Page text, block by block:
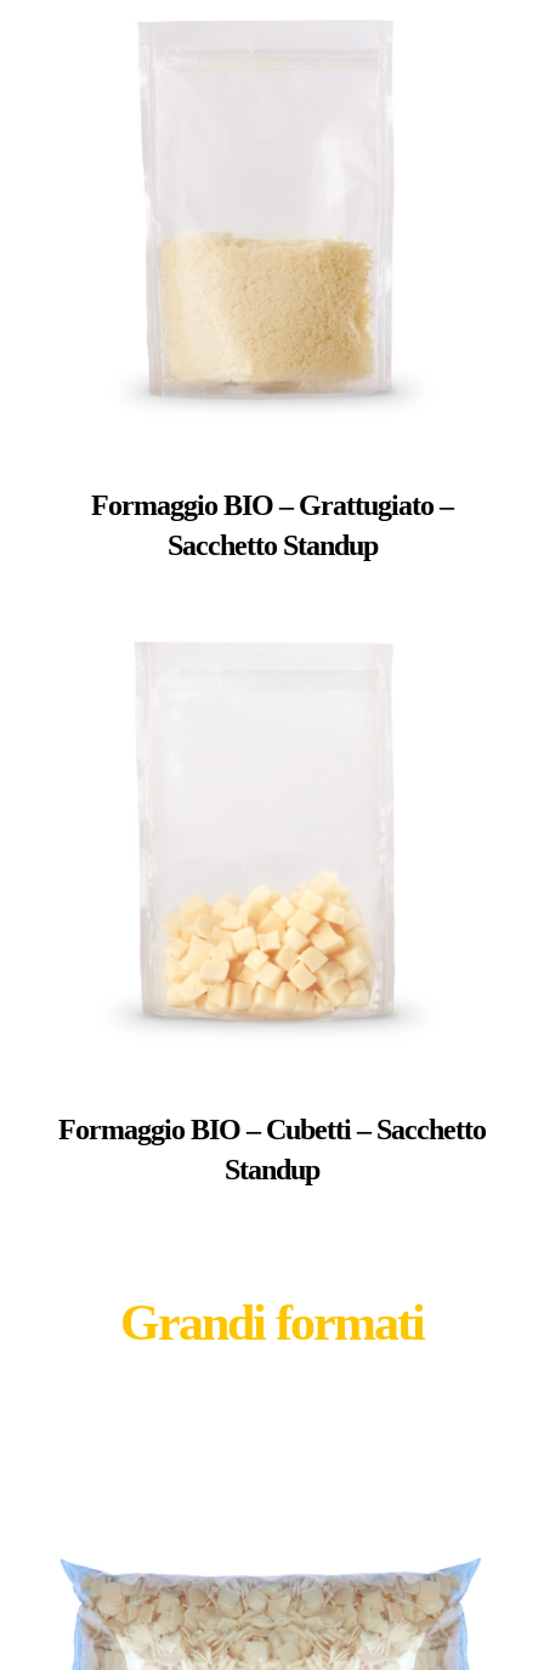
Formaggio BIO – Grattugiato –
Sacchetto Standup
Formaggio BIO – Cubetti – Sacchetto
Standup
Grandi formati